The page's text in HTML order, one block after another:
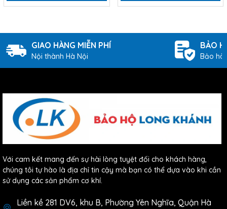
GIAO HÀNG MIỄN PHÍ
Nội thành Hà Nội
BẢO
Bảo
Với cam kết mang đến sự hài lòng tuyệt đối cho khách hàng,
chúng tôi tự hào là địa chỉ tin cậy mà bạn có thể dựa vào khi cần
sử dụng các sản phẩm cơ khí.
Liền kề 281 DV6, khu B, Phường Yên Nghĩa, Quận Hà